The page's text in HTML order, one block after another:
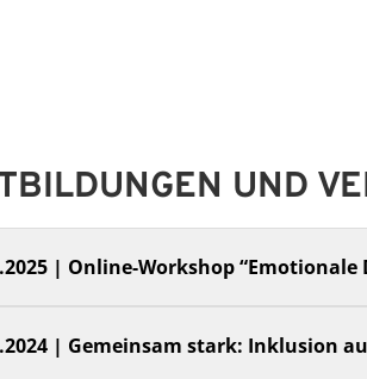
UND
| Online-Workshop “Emotionale
| Gemeinsam stark: Inklusion